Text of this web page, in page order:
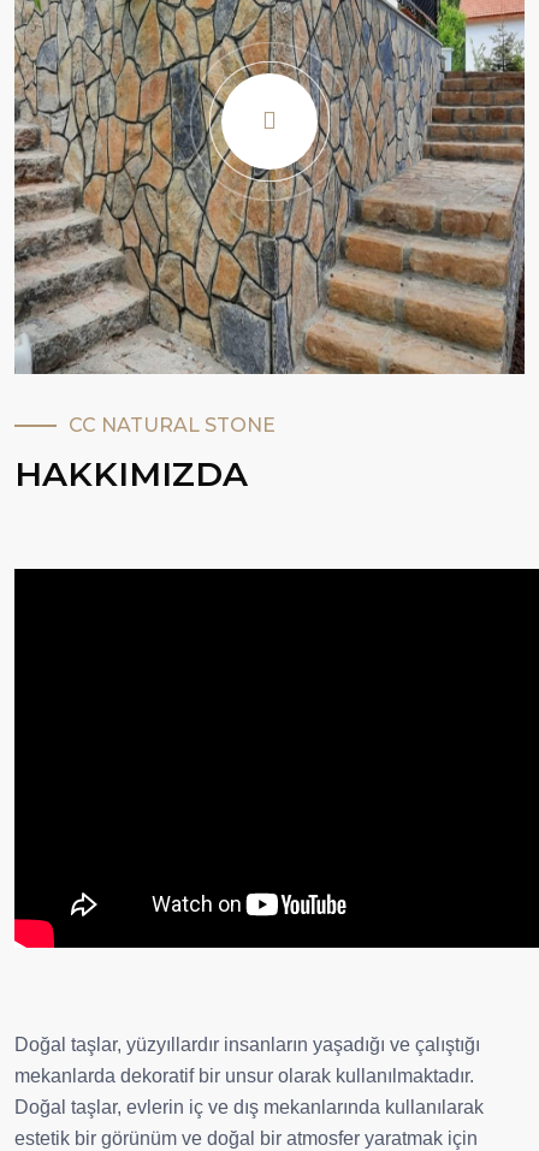
CC NATURAL STONE
HAKKIMIZDA
Doğal taşlar, yüzyıllardır insanların yaşadığı ve çalıştığı
mekanlarda dekoratif bir unsur olarak kullanılmaktadır.
Doğal taşlar, evlerin iç ve dış mekanlarında kullanılarak
estetik bir görünüm ve doğal bir atmosfer yaratmak için